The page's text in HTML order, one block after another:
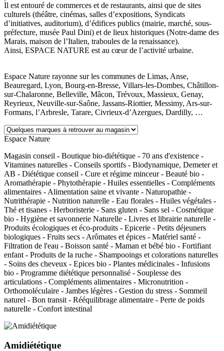
Il est entouré de commerces et de restaurants, ainsi que de sites
culturels (théâtre, cinémas, salles d’expositions, Syndicats
d’initiatives, auditorium), d’édifices publics (mairie, marché, sous-
préfecture, musée Paul Dini) et de lieux historiques (Notre-dame des
Marais, maison de l’Italien, traboules de la renaissance).
Ainsi, ESPACE NATURE est au cœur de l’activité urbaine.
Espace Nature rayonne sur les communes de Limas, Anse,
Beauregard, Lyon, Bourg-en-Bresse, Villars-les-Dombes, Châtillon-
sur-Chalaronne, Belleville, Mâcon, Trévoux, Massieux, Genay,
Reyrieux, Neuville-sur-Saône, Jassans-Riottier, Messimy, Ars-sur-
Formans, l’Arbresle, Tarare, Civrieux-d’Azergues, Dardilly, …
Espace Nature
Magasin conseil - Boutique bio-diététique - 70 ans d'existence -
Vitamines naturelles - Conseils sportifs - Biodynamique, Demeter et
AB - Diététique conseil - Cure et régime minceur - Beauté bio -
Aromathérapie - Phytothérapie - Huiles essentielles - Compléments
alimentaires - Alimentation saine et vivante - Naturopathie -
Nutrithérapie - Nutrition naturelle - Eau florales - Huiles végétales -
Thé et tisanes - Herboristerie - Sans gluten - Sans sel - Cosmétique
bio - Hygiène et savonnerie Naturelle - Livres et librairie naturelle -
Produits écologiques et éco-produits - Epicerie - Petits déjeuners
biologiques - Fruits secs - Arômates et épices - Matériel santé -
Filtration de l'eau - Boisson santé - Maman et bébé bio - Fortifiant
enfant - Produits de la ruche - Shampooings et colorations naturelles
- Soins des cheveux - Epices bio - Plantes médicinales - Infusions
bio - Programme diététique personnalisé - Souplesse des
articulations - Compléments alimentaires - Micronutrition -
Orthomoléculaire - Jambes légères - Gestion du stress - Sommeil
naturel - Bon transit - Rééquilibrage alimentaire - Perte de poids
naturelle - Confort intestinal
Amidiététique